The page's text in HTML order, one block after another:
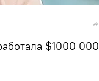
$1000 000